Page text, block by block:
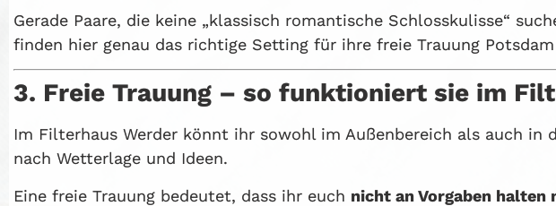
Gerade Paare, die keine „klassisch romantische Schlosskulisse“
finden hier genau das richtige Setting für ihre freie Trauung Potsdam
3. Freie Trauung – so funktioniert sie im
Im Filterhaus Werder könnt ihr sowohl im Außenbereich als auch in
nach Wetterlage und Ideen.
Eine freie Trauung bedeutet, dass ihr euch nicht an Vorgaben halten